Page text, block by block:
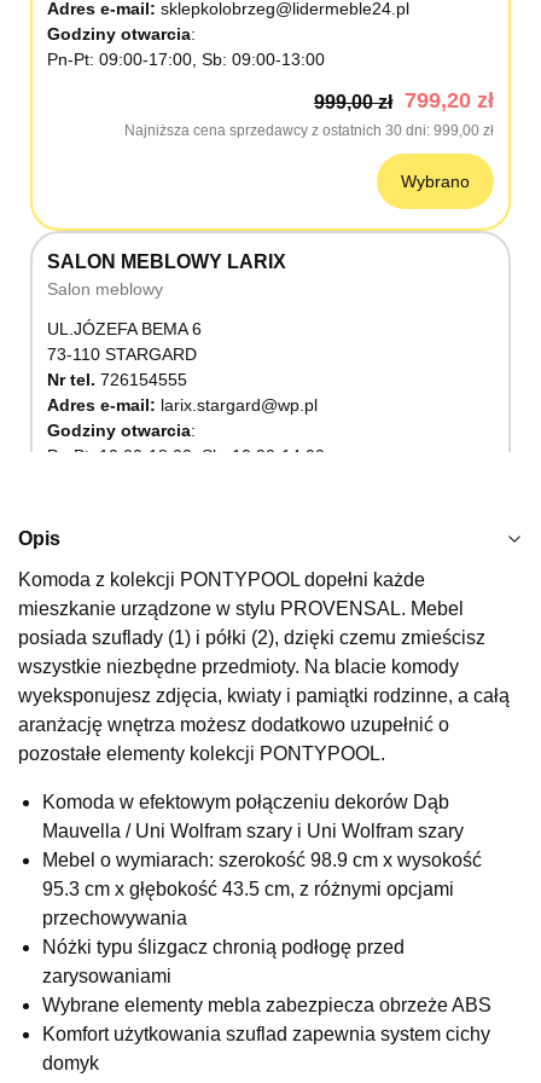
Adres e-mail: sklepkolobrzeg@lidermeble24.pl
Godziny otwarcia
Pn-Pt: 09:00-17:00, Sb: 09:00-13:00
999,00 zł 799,20 zł
Najniższa cena sprzedawcy z ostatnich 30 dni 999,00 zł
Wybrano
SALON MEBLOWY LARIX
Salon meblowy
UL.JÓZEFA BEMA 6
73-110 STARGARD
Nr tel. 726154555
Adres e-mail: larix.stargard@wp.pl
Godziny otwarcia
Pn-Pt: 10:00-18:00, Sb: 10:00-14:00
Wybierz
SALON MEBLOWY KUBUŚ
Salon meblowy
UL.RZEMIEŚLNICZA 6
66-470 KOSTRZYN NAD ODRĄ
Godziny otwarcia
Pn-Pt: 10:00-18:00, Sb: 10:00-14:00
999,00 zł 799,20 zł
Najniższa cena sprzedawcy z ostatnich 30 dni 999,00 zł
SALON MEBLOWY M JAK MEBLE
Salon meblowy
Opis
Komoda z kolekcji PONTYPOOL dopełni każde
mieszkanie urządzone w stylu PROVENSAL. Mebel
posiada szuflady (1) i półki (2), dzięki czemu zmieścisz
wszystkie niezbędne przedmioty. Na blacie komody
wyeksponujesz zdjęcia, kwiaty i pamiątki rodzinne, a całą
aranżację wnętrza możesz dodatkowo uzupełnić o
pozostałe elementy kolekcji PONTYPOOL.
Komoda w efektowym połączeniu dekorów Dąb
Mauvella / Uni Wolfram szary i Uni Wolfram szary
Mebel o wymiarach: szerokość 98.9 cm x wysokość
95.3 cm x głębokość 43.5 cm, z różnymi opcjami
przechowywania
Nóżki typu ślizgacz chronią podłogę przed
zarysowaniami
Wybrane elementy mebla zabezpiecza obrzeże ABS
Komfort użytkowania szuflad zapewnia system cichy
domyk